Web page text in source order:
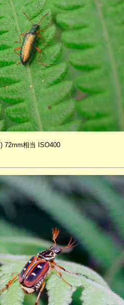
72mm相当 ISO400